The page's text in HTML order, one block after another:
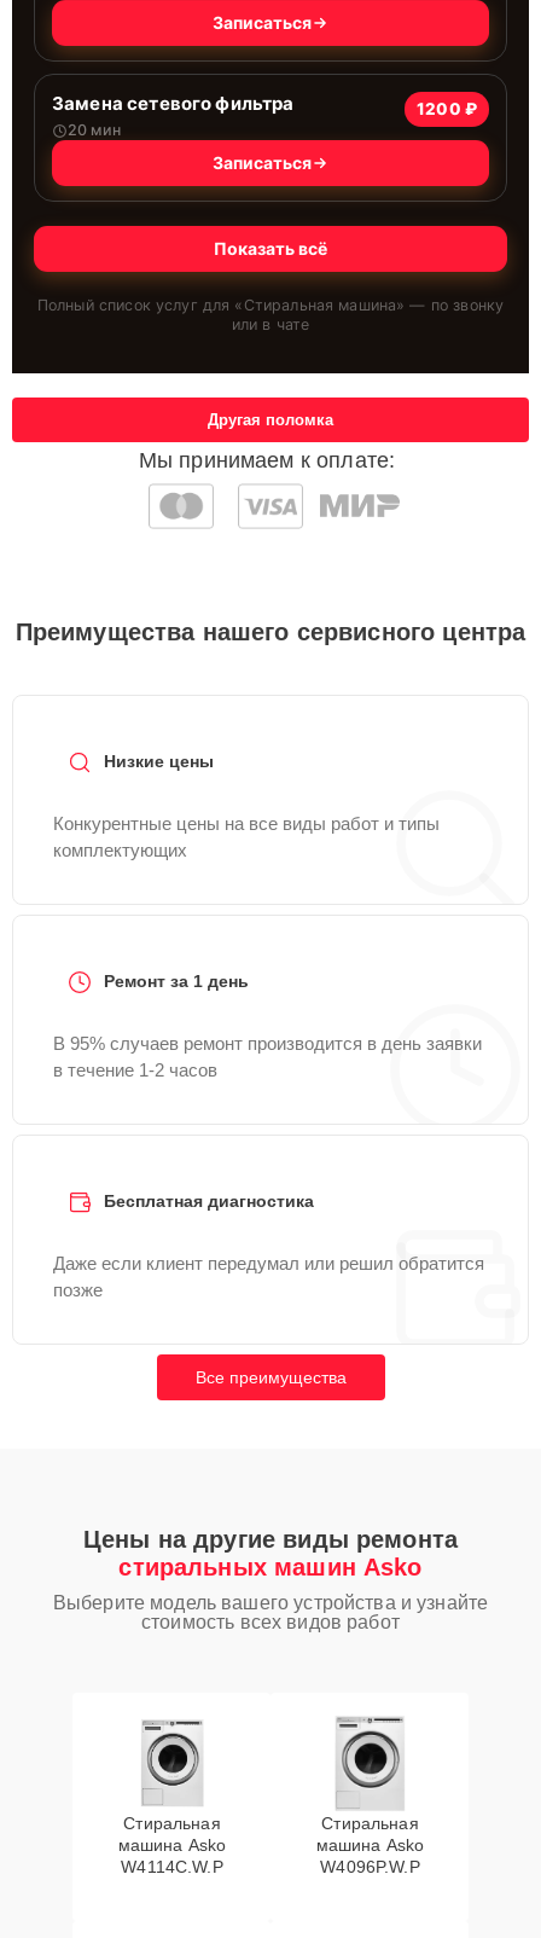
Записаться
Замена сетевого фильтра
20 мин
1200 ₽
Записаться
Показать всё
Полный список услуг для « Стиральная машина» — по звонку
или в чате
Мы принимаем к оплате:
Другая поломка
Преимущества нашего сервисного центра
Низкие цены
Конкурентные цены на все виды работ и типы
комплектующих
Ремонт за 1 день
В 95% случаев ремонт производится в день заявки
в течение 1-2 часов
Бесплатная диагностика
Даже если клиент передумал или решил обратится
позже
Все преимущества
Цены на другие виды ремонта
стиральных машин Asko
Выберите модель вашего устройства и узнайте
стоимость всех видов работ
Стиральная
машина Asko
W4114C.W.P
Стиральная
машина Asko
W4096P.W.P